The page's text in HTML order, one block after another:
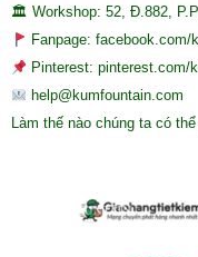
🏛 Workshop: 52, Đ.882,
Fanpage: facebook.com/
Pinterest: pinterest.com/
help@kumfountain.com
Làm thế nào chúng ta có